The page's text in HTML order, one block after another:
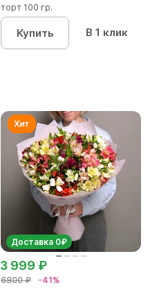
торт 100 гр.
Купить В 1 клик
Доставка 0₽
6800 ₽ -41%
3 999 ₽